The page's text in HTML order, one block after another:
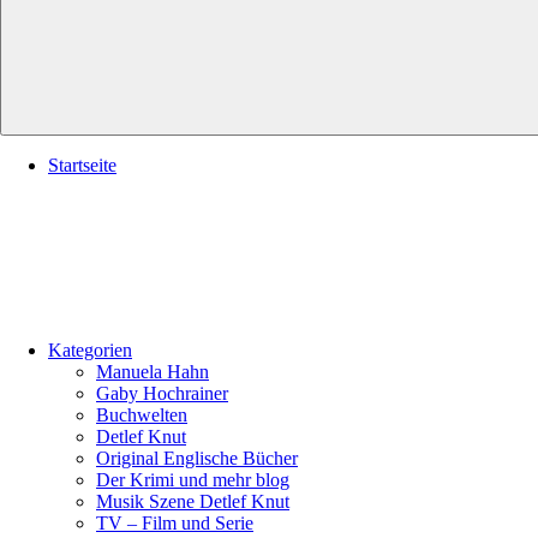
Startseite
Kategorien
Manuela Hahn
Gaby Hochrainer
Buchwelten
Detlef Knut
Original Englische Bücher
Der Krimi und mehr blog
Musik Szene Detlef Knut
TV – Film und Serie